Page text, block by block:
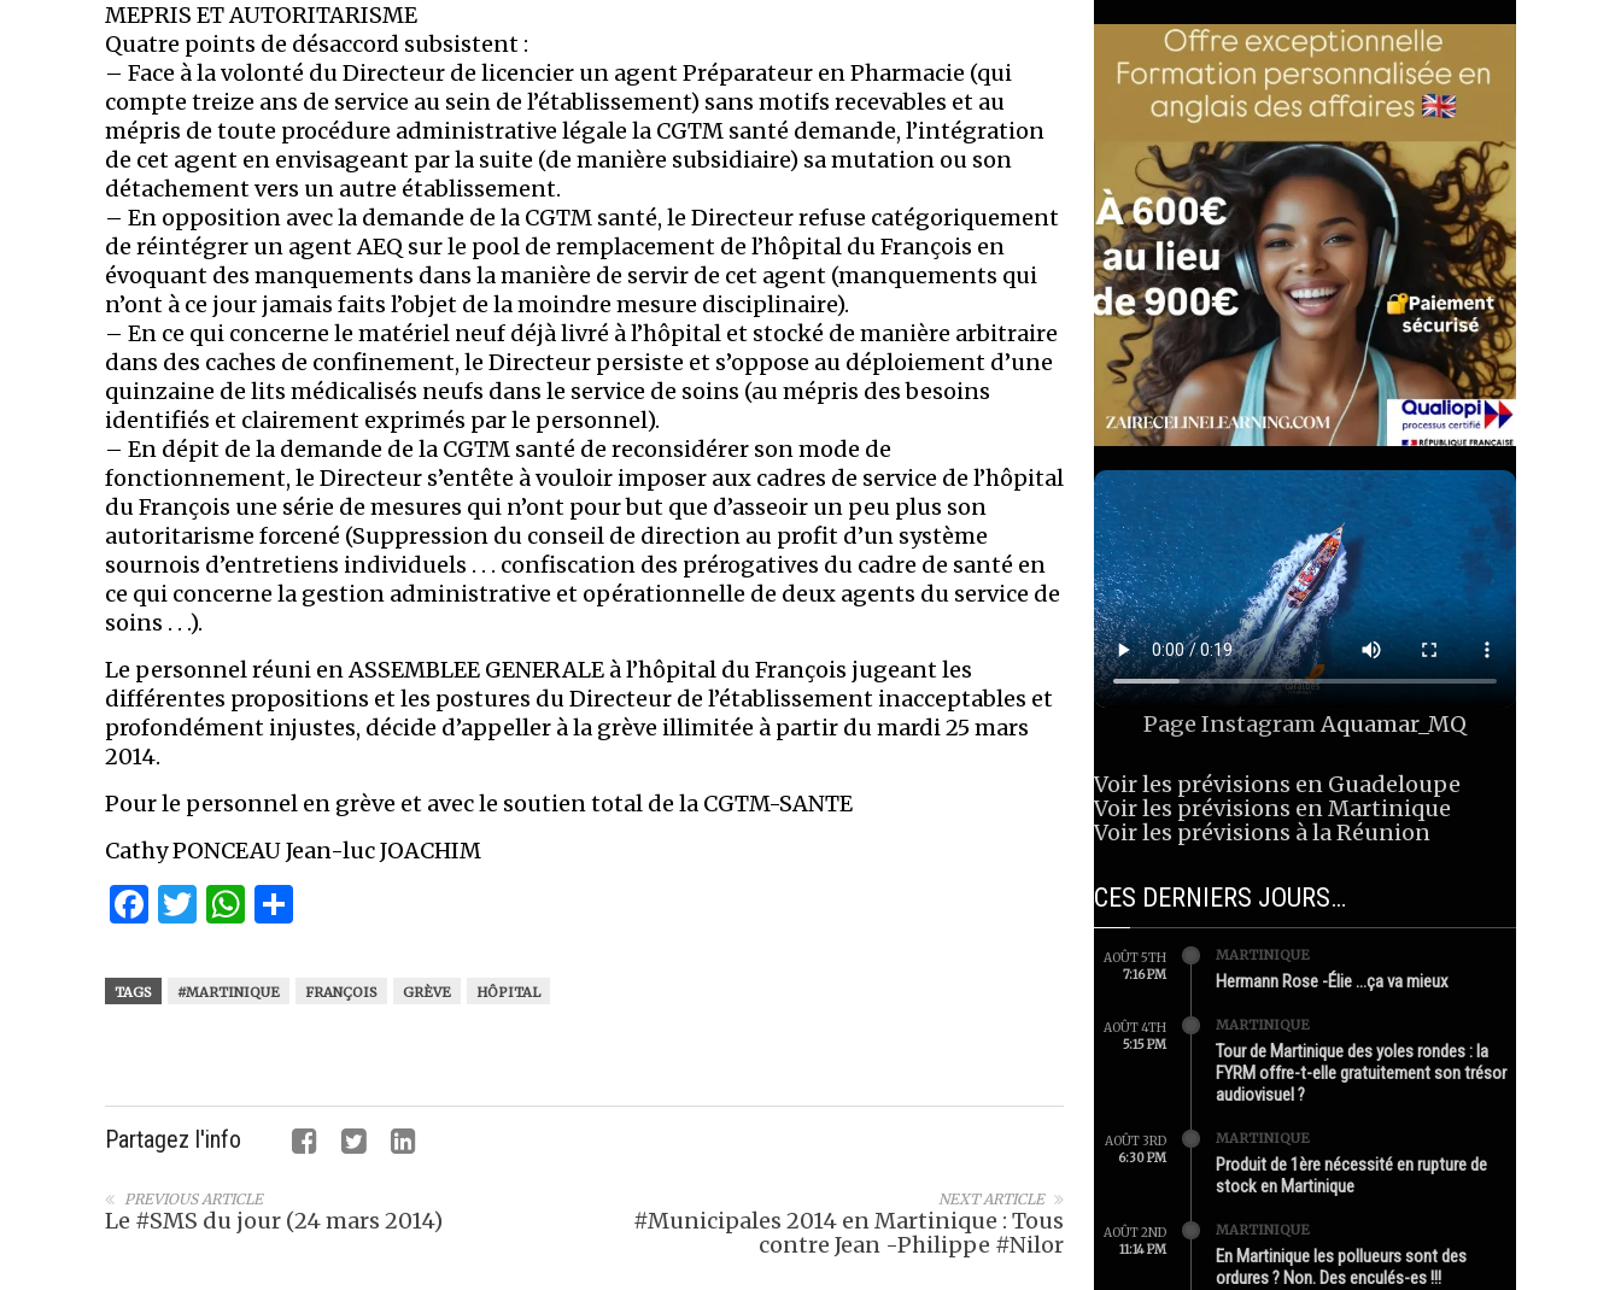
MEPRIS ET AUTORITARISME
Quatre points de désaccord subsistent :
– Face à la volonté du Directeur de licencier un agent Préparateur en Pharmacie (qui
compte treize ans de service au sein de l’établissement) sans motifs recevables et au
mépris de toute procédure administrative légale la CGTM santé demande, l’intégration
de cet agent en envisageant par la suite (de manière subsidiaire) sa mutation ou son
détachement vers un autre établissement.
– En opposition avec la demande de la CGTM santé, le Directeur refuse catégoriquement
de réintégrer un agent AEQ sur le pool de remplacement de l’hôpital du François en
évoquant des manquements dans la manière de servir de cet agent (manquements qui
n’ont à ce jour jamais faits l’objet de la moindre mesure disciplinaire).
– En ce qui concerne le matériel neuf déjà livré à l’hôpital et stocké de manière arbitraire
dans des caches de confinement, le Directeur persiste et s’oppose au déploiement d’une
quinzaine de lits médicalisés neufs dans le service de soins (au mépris des besoins
identifiés et clairement exprimés par le personnel).
– En dépit de la demande de la CGTM santé de reconsidérer son mode de
fonctionnement, le Directeur s’entête à vouloir imposer aux cadres de service de l’hôpital
du François une série de mesures qui n’ont pour but que d’asseoir un peu plus son
autoritarisme forcené (Suppression du conseil de direction au profit d’un système
sournois d’entretiens individuels . . . confiscation des prérogatives du cadre de santé en
ce qui concerne la gestion administrative et opérationnelle de deux agents du service de
soins . . .).
Le personnel réuni en ASSEMBLEE GENERALE à l’hôpital du François jugeant les
différentes propositions et les postures du Directeur de l’établissement inacceptables et
profondément injustes, décide d’appeller à la grève illimitée à partir du mardi 25 mars
2014.
Pour le personnel en grève et avec le soutien total de la CGTM-SANTE
Cathy PONCEAU ​​​Jean-luc JOACHIM
Facebook
Twitter
WhatsApp
TAGS #MARTINIQUE FRANÇOIS GRÈVE HÔPITAL
Partagez l'info
NEXT ARTICLE
#Municipales 2014 en Martinique : Tous
contre Jean -Philippe #Nilor
PREVIOUS ARTICLE
Le #SMS du jour (24 mars 2014)
Page InstagramAquamar_MQ
Voir les prévisions en Guadeloupe
Voir les prévisions en Martinique
Voir les prévisions à la Réunion
CES DERNIERS JOURS…
AOÛT 5TH
7:16 PM
MARTINIQUE
Hermann Rose -Élie …ça va mieux
AOÛT 4TH
5:15 PM
MARTINIQUE
Tour de Martinique des yoles rondes : la
FYRM offre-t-elle gratuitement son trésor
audiovisuel ?
AOÛT 3RD
6:30 PM
MARTINIQUE
Produit de 1ère nécessité en rupture de
stock en Martinique
AOÛT 2ND
11:14 PM
MARTINIQUE
En Martinique les pollueurs sont des
ordures ? Non. Des enculés-es !!!